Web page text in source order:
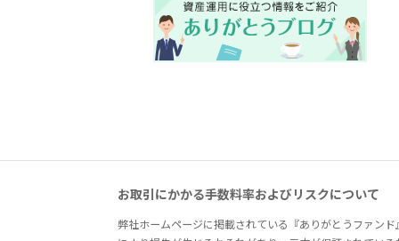
お取引にかかる手数料率およびリスクについて
弊社ホームページに掲載されている『ありがとうファン